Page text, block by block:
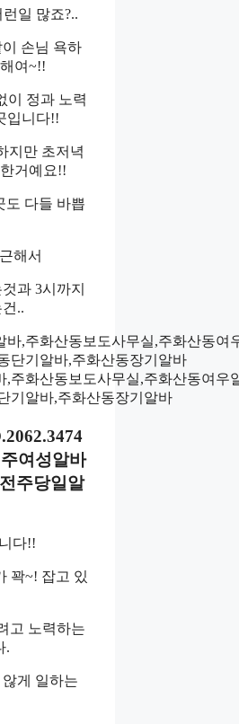
일 많죠?..
손님 욕하
여~!!
이 정과 노력
입니다!!
지만 초저녁
거예요!!
도 다들 바쁩
해서
과 3시까지
..
,주화산동보도사무실,주화산동여
기알바,주화산동장기알바
여성알바
주당일알
다!!
꽉~! 잡고 있
고 노력하는
.
게 일하는